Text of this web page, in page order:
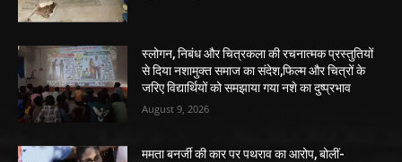
स्लोगन, निबंध और चित्रकला की रचनात्मक प्रस्तुतियों
से दिया नशामुक्त समाज का संदेश,फिल्म और चित्रों के
जरिए विद्यार्थियों को समझाया गया नशे का दुष्प्रभाव
August 9, 2026
ममता बनर्जी की कार पर पथराव का आरोप, बोलीं-